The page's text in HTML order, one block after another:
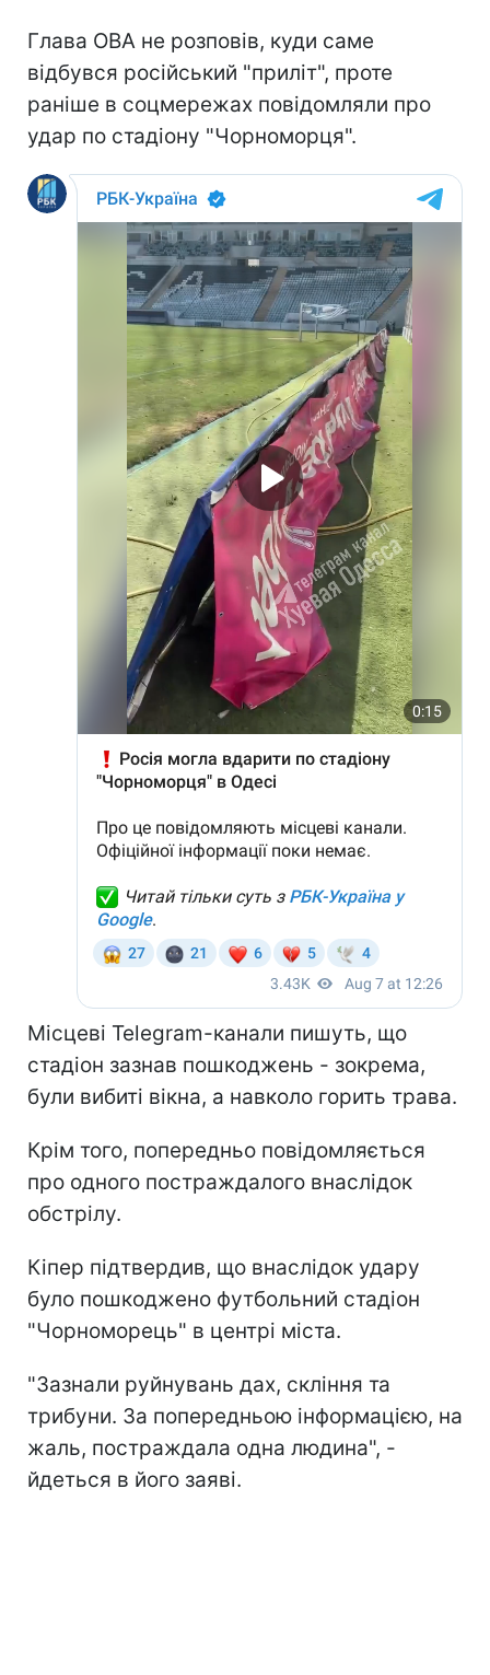
Глава ОВА не розповів, куди саме
відбувся російський "приліт", проте
раніше в соцмережах повідомляли про
удар по стадіону "Чорноморця".
Місцеві Telegram-канали пишуть, що
стадіон зазнав пошкоджень - зокрема,
були вибиті вікна, а навколо горить трава.
Крім того, попередньо повідомляється
про одного постраждалого внаслідок
обстрілу.
Кіпер підтвердив, що внаслідок удару
було пошкоджено футбольний стадіон
"Чорноморець" в центрі міста.
"Зазнали руйнувань дах, скління та
трибуни. За попередньою інформацією, на
жаль, постраждала одна людина", -
йдеться в його заяві.